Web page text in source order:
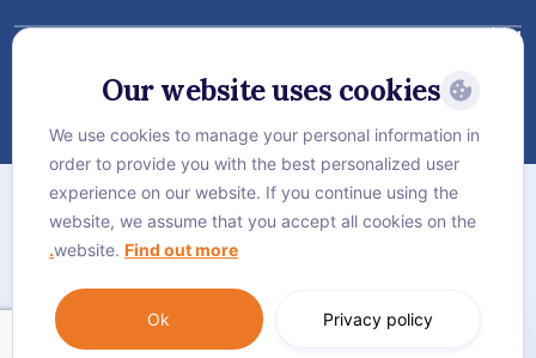
Follow Vejthani International
Hospital
الخريطة
سياسة الخصوصية
العربية
Our website uses cookies
We use cookies to manage your personal information in
order to provide you with the best personalized user
experience on our website. If you continue using the
website, we assume that you accept all cookies on the
website. Find out more.
Ok Privacy policy